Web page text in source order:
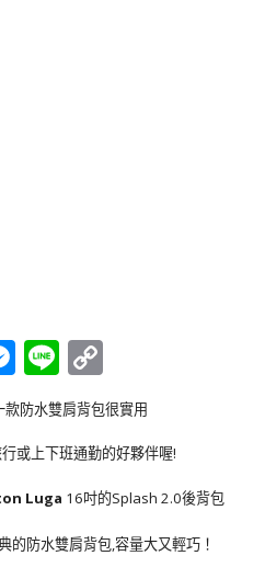
Messenger
Line
Link
款防水雙肩背包很實用
或上下班通勤的好夥伴喔!
Luga 16吋的Splash 2.0後背包